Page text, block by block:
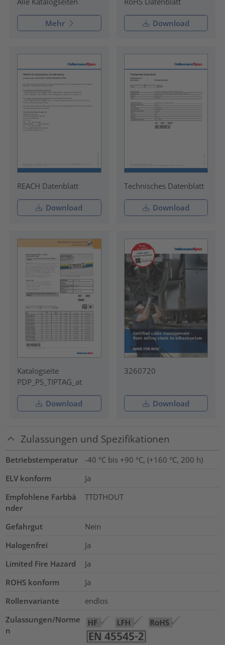
Mehr Download
REACH Datenblatt
Download
Technisches Datenblatt
Download
Katalogseite
PDP_PS_TIPTAG_at
Download
3260720
Download
Zulassungen und Spezifikationen
Betriebstemperatur
-40 °C bis +90 °C, (+160 °C, 200 h)
ELV konform
Ja
Empfohlene Farbbä
nder
TTDTHOUT
Gefahrgut
Nein
Halogenfrei
Ja
Limited Fire Hazard
Ja
ROHS konform
Ja
Rollenvariante
endlos
Zulassungen/Norme
n